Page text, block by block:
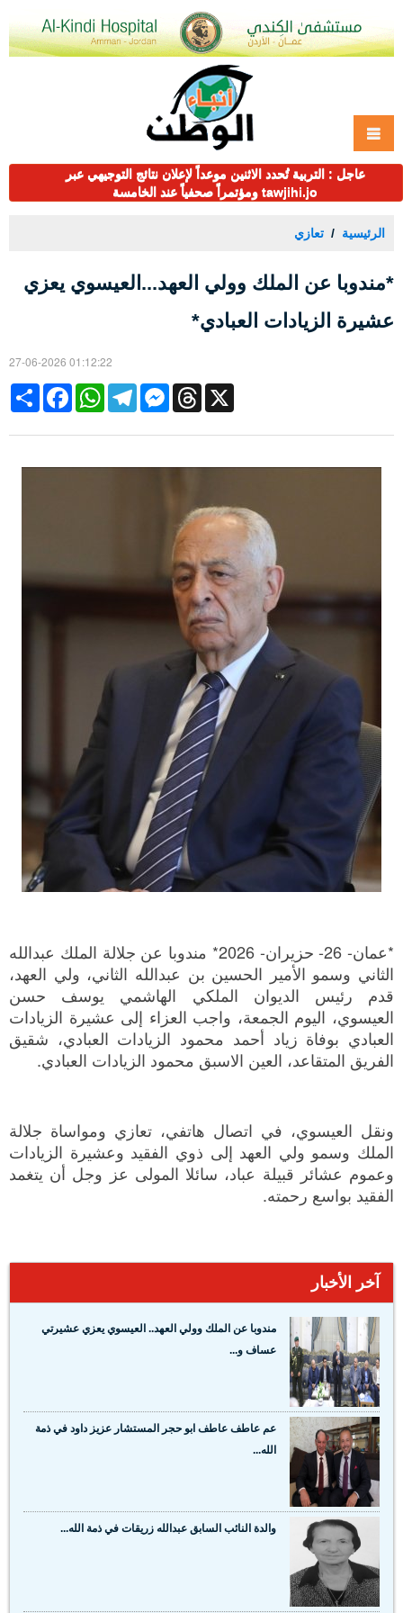
عاجل : التربية تُحدد الاثنين موعداً لإعلان نتائج التوجيهي عبر
tawjihi.jo ومؤتمراً صحفياً عند الخامسة
الرئيسية تعازي
*مندوبا عن الملك وولي العهد...العيسوي يعزي
عشيرة الزيادات العبادي*
27-06-2026 01:12:22
Share
FacebookWhatsAppTelegramMessengerThreads X
*عمان- 26- حزيران- 2026* مندوبا عن جلالة الملك عبدالله
الثاني وسمو الأمير الحسين بن عبدالله الثاني، ولي العهد،
قدم رئيس الديوان الملكي الهاشمي يوسف حسن
العيسوي، اليوم الجمعة، واجب العزاء إلى عشيرة الزيادات
العبادي بوفاة زياد أحمد محمود الزيادات العبادي، شقيق
الفريق المتقاعد، العين الاسبق محمود الزيادات العبادي.
ونقل العيسوي، في اتصال هاتفي، تعازي ومواساة جلالة
الملك وسمو ولي العهد إلى ذوي الفقيد وعشيرة الزيادات
وعموم عشائر قبيلة عباد، سائلا المولى عز وجل أن يتغمد
الفقيد بواسع رحمته.
آخر الأخبار
مندوبا عن الملك وولي العهد.. العيسوي يعزي عشيرتي
عساف و...
عم عاطف عاطف ابو حجر المستشار عزيز داود في ذمة
الله...
والدة النائب السابق عبدالله زريقات في ذمة الله...